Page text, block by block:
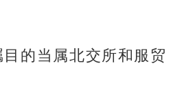
的当属北交所和服贸